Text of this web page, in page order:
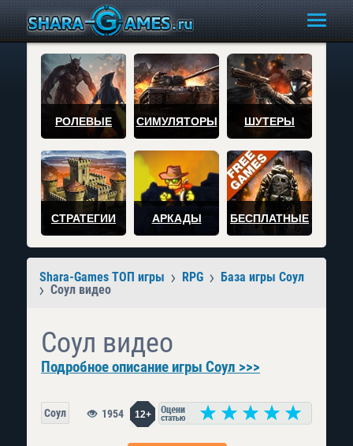
РОЛЕВЫЕ СИМУЛЯТОРЫ ШУТЕРЫ
СТРАТЕГИИ АРКАДЫ БЕСПЛАТНЫЕ
Shara-Games ТОП игры RPG
База игры Соул
Соул видео
Соул видео
Подробное описание игры Соул >>>
Соул 12+
1954